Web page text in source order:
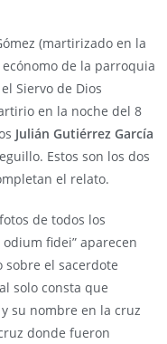
(martirizado en la
de la parroquia
Siervo de Dios
en la noche del 8
Julián Gutiérrez García
Estos son los dos
el relato.
de todos los
fidei” aparecen
sobre el sacerdote
solo consta que
su nombre en la cruz
donde fueron